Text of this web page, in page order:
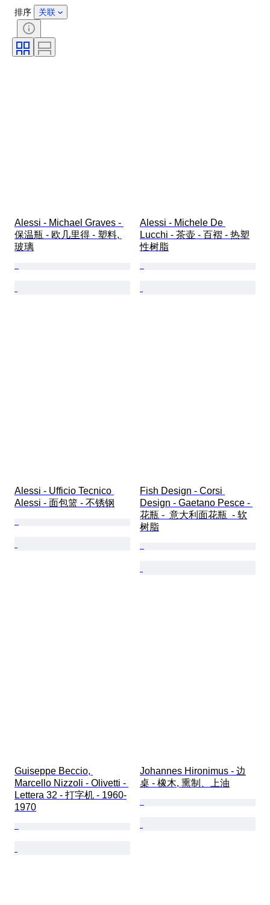
款式
版
时代
电力储备
排序 关联
Alessi - Michael Graves -
保温瓶 - 欧几里得 - 塑料,
玻璃
Alessi - Michele De
Lucchi - 茶壶 - 百褶 - 热塑
性树脂
Alessi - Ufficio Tecnico
Alessi - 面包篮 - 不锈钢
Fish Design - Corsi
Design - Gaetano Pesce -
花瓶 -  意大利面花瓶  - 软
树脂
Guiseppe Beccio,
Marcello Nizzoli - Olivetti -
Lettera 32 - 打字机 - 1960-
1970
Johannes Hironimus - 边
桌 - 橡木, 熏制、上油